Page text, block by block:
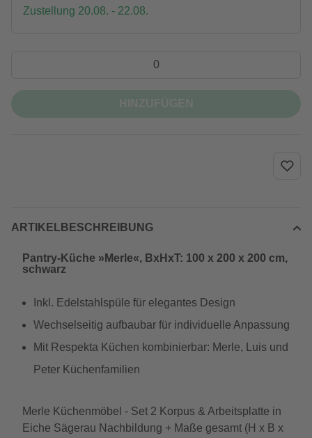
Zustellung 20.08. - 22.08.
ARTIKELBESCHREIBUNG
Pantry-Küche »Merle«, BxHxT: 100 x 200 x 200 cm,
schwarz
Inkl. Edelstahlspüle für elegantes Design
Wechselseitig aufbaubar für individuelle Anpassung
Mit Respekta Küchen kombinierbar: Merle, Luis und
Peter Küchenfamilien
Merle Küchenmöbel - Set 2 Korpus & Arbeitsplatte in
Eiche Sägerau Nachbildung + Maße gesamt (H x B x